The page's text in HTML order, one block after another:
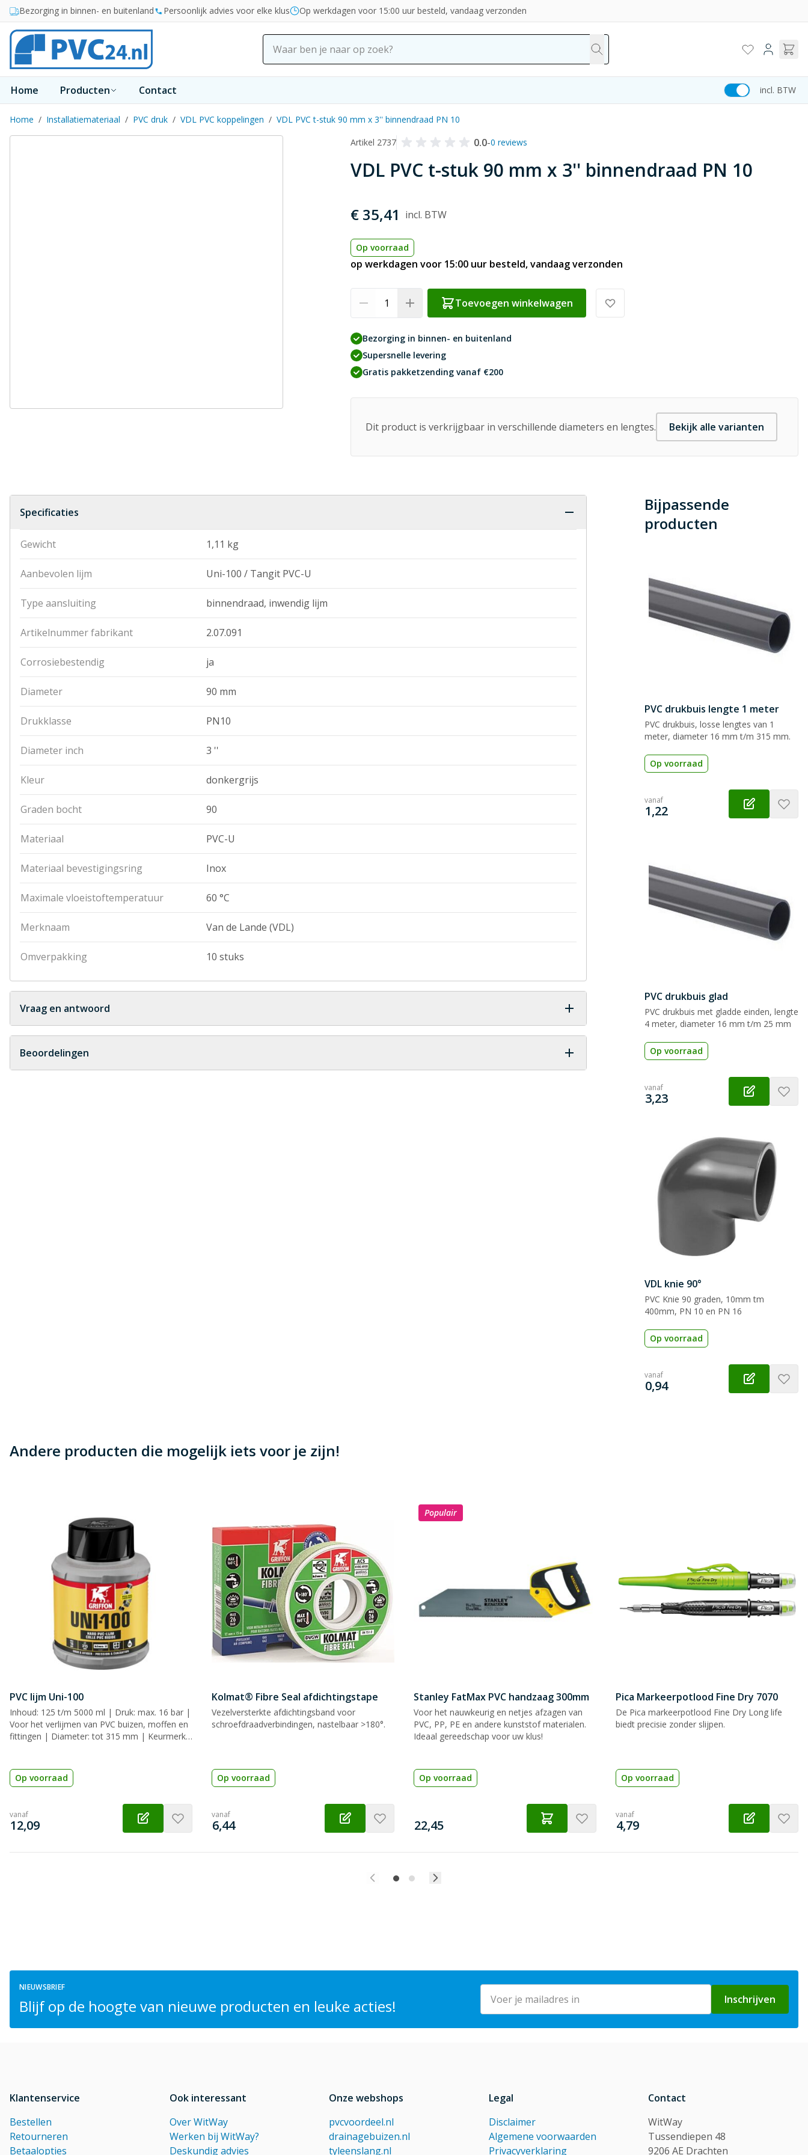
Ga naar de inhoud
Bezorging in binnen- en buitenland Persoonlijk advies voor elke klus Op werkdagen voor 15:00 uur besteld, vandaag verzonden
Home Producten Contact incl. BTW
Home / Installatiemateriaal / PVC druk / VDL PVC koppelingen / VDL PVC t-stuk 90 mm x 3'' binnendraad PN 10
Artikel 2737
0.0-0 reviews
VDL PVC t-stuk 90 mm x 3'' binnendraad PN 10
€ 35,41
Op voorraad
op werkdagen voor 15:00 uur besteld, vandaag verzonden
Toevoegen winkelwagen
Bezorging in binnen- en buitenland
Supersnelle levering
Gratis pakketzending vanaf €200
Dit product is verkrijgbaar in verschillende diameters en lengtes. Bekijk alle varianten
Specificaties
Gewicht 1,11 kg
Aanbevolen lijm Uni-100 / Tangit PVC-U
Type aansluiting binnendraad, inwendig lijm
Artikelnummer fabrikant 2.07.091
Corrosiebestendig ja
Diameter 90 mm
Drukklasse PN10
Diameter inch 3 ''
Kleur donkergrijs
Graden bocht 90
Materiaal PVC-U
Materiaal bevestigingsring Inox
Maximale vloeistoftemperatuur 60 °C
Merknaam Van de Lande (VDL)
Omverpakking 10 stuks
Vraag en antwoord
Geen vragen
Beoordelingen
Bijpassende
producten
PVC drukbuis lengte 1 meter
PVC drukbuis, losse lengtes van 1
meter, diameter 16 mm t/m 315 mm.
Op voorraad
vanaf
€
1,22
PVC drukbuis glad
PVC drukbuis met gladde einden, lengte
4 meter, diameter 16 mm t/m 25 mm
Op voorraad
vanaf
€
3,23
VDL knie 90°
PVC Knie 90 graden, 10mm tm
400mm, PN 10 en PN 16
Op voorraad
vanaf
€
0,94
Andere producten die mogelijk iets voor je zijn!
PVC lijm Uni-100
Inhoud: 125 t/m 5000 ml | Druk: max. 16 bar |
Voor het verlijmen van PVC buizen, moffen en
fittingen | Diameter: tot 315 mm | Keurmerk:
Op voorraad
vanaf
€
12,09
Kolmat® Fibre Seal afdichtingstape
Vezelversterkte afdichtingsband voor
schroefdraadverbindingen, nastelbaar >180°.
Op voorraad
vanaf
€
6,44
Populair
Stanley FatMax PVC handzaag 300mm
Voor het nauwkeurig en netjes afzagen van
PVC, PP, PE en andere kunststof materialen.
Ideaal gereedschap voor uw klus!
Op voorraad
€
22,45
Pica Markeerpotlood Fine Dry 7070
De Pica markeerpotlood Fine Dry Long life
biedt precisie zonder slijpen.
Op voorraad
vanaf
€
4,79
NIEUWSBRIEF
Blijf op de hoogte van nieuwe producten en leuke acties! Inschrijven
Klantenservice
Bestellen
Retourneren
Betaalopties
Ook interessant
Over WitWay
Werken bij WitWay?
Deskundig advies
Onze webshops
pvcvoordeel.nl
drainagebuizen.nl
tyleenslang.nl
Legal
Disclaimer
Algemene voorwaarden
Privacyverklaring
Contact
WitWay
Tussendiepen 48
9206 AE Drachten